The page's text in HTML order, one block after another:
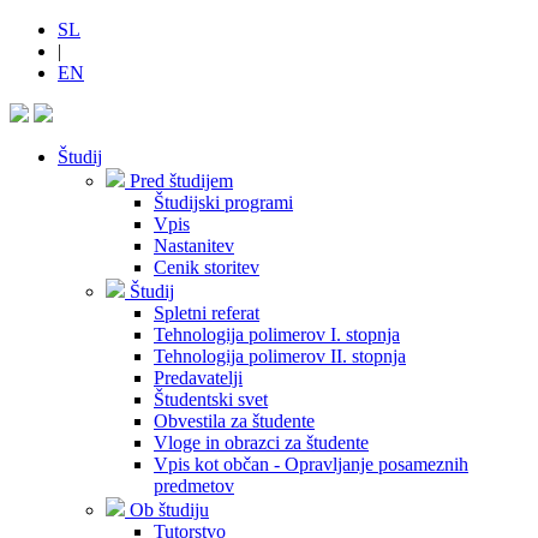
SL
|
EN
Študij
Pred študijem
Študijski programi
Vpis
Nastanitev
Cenik storitev
Študij
Spletni referat
Tehnologija polimerov I. stopnja
Tehnologija polimerov II. stopnja
Predavatelji
Študentski svet
Obvestila za študente
Vloge in obrazci za študente
Vpis kot občan - Opravljanje posameznih
predmetov
Ob študiju
Tutorstvo